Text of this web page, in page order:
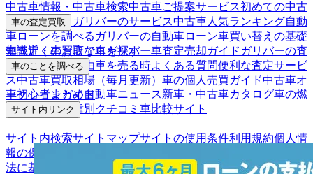
中古車情報・中古車検索中古車ご提案サービス初めての中古
車購入ガイド
ガリバーのサービス中古車人気ランキング自動
車ローンを調べる ガリバーの自動車ローン車買い替えの基礎
知識近くのお店で車を探す
車の査定買取
車査定・車買取ならガリバー車査定売却ガイド ガリバーの査
定が選ばれる理由車を売る時よくある質問便利な査定サービ
ス中古車買取相場（毎月更新） 車の個人売買ガイド中古車オ
ークションガイド
車のことを調べる
車初心者まとめ自動車ニュース新車・中古車カタログ車の燃
費を調べる車種別クチコミ 車比較サイト
サイト内リンク
サイト内検索サイトマップサイトの使用条件利用規約個人情
報の保護について
法に基づく表示
アフィリエイトパートナー募集お客様の声会